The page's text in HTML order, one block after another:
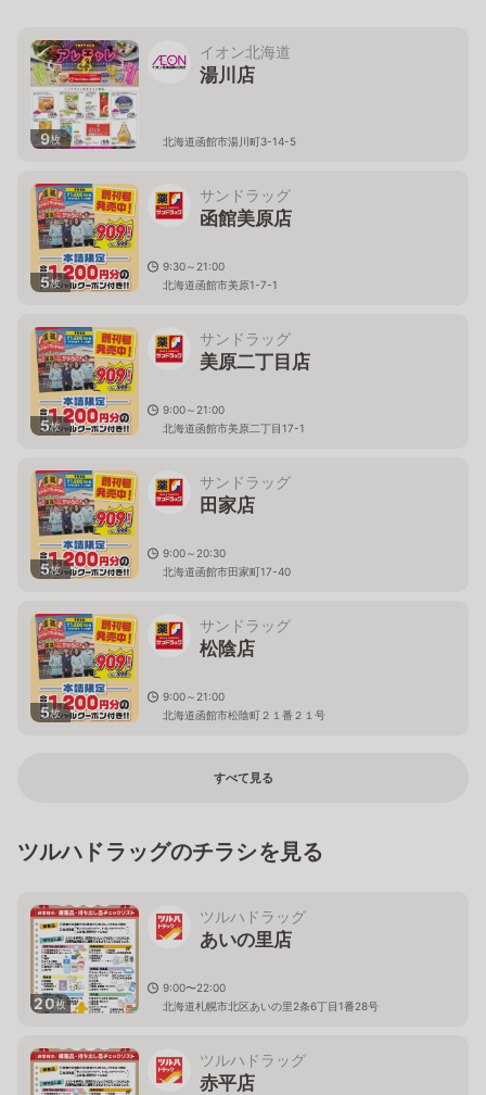
9枚
イオン北海道
湯川店
北海道函館市湯川町3-14-5
5枚
サンドラッグ
函館美原店
9:30～21:00
北海道函館市美原1-7-1
5枚
サンドラッグ
美原二丁目店
9:00～21:00
北海道函館市美原二丁目17-1
5枚
サンドラッグ
田家店
9:00～20:30
北海道函館市田家町17-40
5枚
サンドラッグ
松陰店
9:00～21:00
北海道函館市松陰町２１番２１号
すべて見る
ツルハドラッグのチラシを見る
20枚
ツルハドラッグ
あいの里店
9:00〜22:00
北海道札幌市北区あいの里2条6丁目1番28号
ツルハドラッグ
赤平店